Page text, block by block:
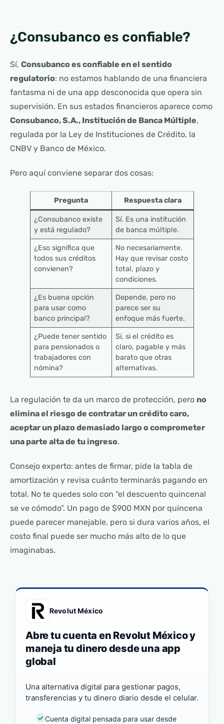
¿Consubanco es confiable?
Sí, Consubanco es confiable en el sentido
regulatorio: no estamos hablando de una financiera
fantasma ni de una app desconocida que opera sin
supervisión. En sus estados financieros aparece como
Consubanco, S.A., Institución de Banca Múltiple,
regulada por la Ley de Instituciones de Crédito, la
CNBV y Banco de México.
Pero aquí conviene separar dos cosas:
Pregunta Respuesta clara
¿Consubanco existe
y está regulado?
Sí. Es una institución
de banca múltiple.
¿Eso significa que
todos sus créditos
convienen?
No necesariamente.
Hay que revisar costo
total, plazo y
condiciones.
¿Es buena opción
para usar como
banco principal?
Depende, pero no
parece ser su
enfoque más fuerte.
¿Puede tener sentido
para pensionados o
trabajadores con
nómina?
Sí, si el crédito es
claro, pagable y más
barato que otras
alternativas.
La regulación te da un marco de protección, pero no
elimina el riesgo de contratar un crédito caro,
aceptar un plazo demasiado largo o comprometer
una parte alta de tu ingreso.
Consejo experto: antes de firmar, pide la tabla de
amortización y revisa cuánto terminarás pagando en
total. No te quedes solo con “el descuento quincenal
se ve cómodo”. Un pago de $900 MXN por quincena
puede parecer manejable, pero si dura varios años, el
costo final puede ser mucho más alto de lo que
imaginabas.
Revolut México
Abre tu cuenta en Revolut México y
maneja tu dinero desde una app
global
Una alternativa digital para gestionar pagos,
transferencias y tu dinero diario desde el celular.
Cuenta digital pensada para usar desde